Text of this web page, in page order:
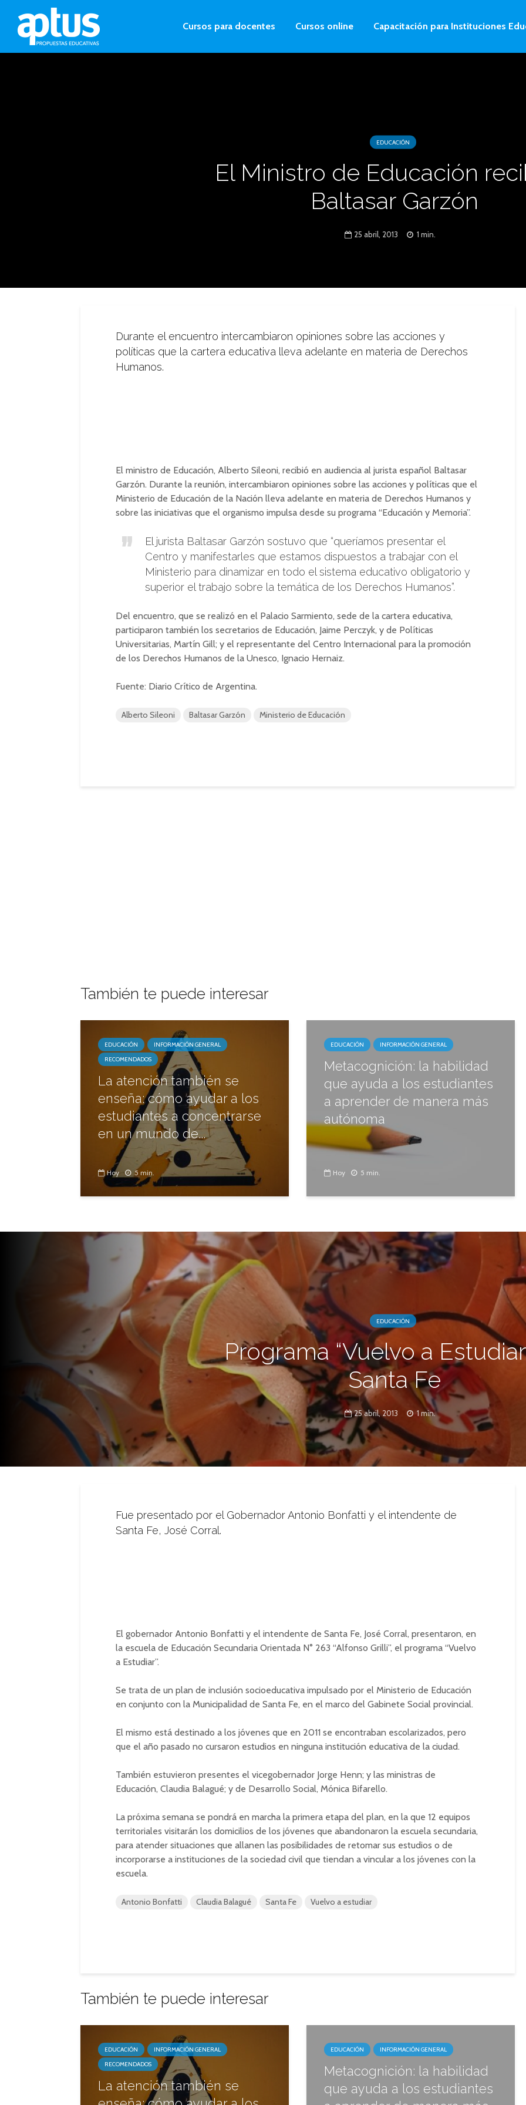
Cursos para docentes Cursos online Capacitación para Instituciones
EDUCACIÓN
El Ministro de Educación
Baltasar Garzón
25 abril, 2013 1 min.
Durante el encuentro intercambiaron opiniones sobre las acciones y
políticas que la cartera educativa lleva adelante en materia de Derechos
Humanos.
El ministro de Educación, Alberto Sileoni, recibió en audiencia al jurista español Baltasar
Garzón. Durante la reunión, intercambiaron opiniones sobre las acciones y políticas que el
Ministerio de Educación de la Nación lleva adelante en materia de Derechos Humanos y
sobre las iniciativas que el organismo impulsa desde su programa “Educación y Memoria”.
El jurista Baltasar Garzón sostuvo que “queríamos presentar el
Centro y manifestarles que estamos dispuestos a trabajar con el
Ministerio para dinamizar en todo el sistema educativo obligatorio y
superior el trabajo sobre la temática de los Derechos Humanos”.
Del encuentro, que se realizó en el Palacio Sarmiento, sede de la cartera educativa,
participaron también los secretarios de Educación, Jaime Perczyk, y de Políticas
Universitarias, Martín Gill; y el representante del Centro Internacional para la promoción
de los Derechos Humanos de la Unesco, Ignacio Hernaiz.
Fuente: Diario Crítico de Argentina.
Alberto Sileoni Baltasar Garzón Ministerio de Educación
También te puede interesar
EDUCACIÓN
INFORMACIÓN GENERAL
RECOMENDADOS
La atención también se
enseña: cómo ayudar a los
estudiantes a concentrarse
en un mundo de...
Hoy 5 min.
EDUCACIÓN INFORMACIÓN GENERAL
Metacognición: la habilidad
que ayuda a los estudiantes
a aprender de manera más
autónoma
Hoy 5 min.
EDUCACIÓN
Programa “Vuelvo a
Santa Fe
25 abril, 2013 1 min.
Fue presentado por el Gobernador Antonio Bonfatti y el intendente de
Santa Fe, José Corral.
El gobernador Antonio Bonfatti y el intendente de Santa Fe, José Corral, presentaron, en
la escuela de Educación Secundaria Orientada N° 263 “Alfonso Grilli”, el programa “Vuelvo
a Estudiar”.
Se trata de un plan de inclusión socioeducativa impulsado por el Ministerio de Educación
en conjunto con la Municipalidad de Santa Fe, en el marco del Gabinete Social provincial.
El mismo está destinado a los jóvenes que en 2011 se encontraban escolarizados, pero
que el año pasado no cursaron estudios en ninguna institución educativa de la ciudad.
También estuvieron presentes el vicegobernador Jorge Henn; y las ministras de
Educación, Claudia Balagué; y de Desarrollo Social, Mónica Bifarello.
La próxima semana se pondrá en marcha la primera etapa del plan, en la que 12 equipos
territoriales visitarán los domicilios de los jóvenes que abandonaron la escuela secundaria,
para atender situaciones que allanen las posibilidades de retomar sus estudios o de
incorporarse a instituciones de la sociedad civil que tiendan a vincular a los jóvenes con la
escuela.
Antonio Bonfatti Claudia Balagué Santa Fe Vuelvo a estudiar
También te puede interesar
EDUCACIÓN
INFORMACIÓN GENERAL
RECOMENDADOS
La atención también se
EDUCACIÓN INFORMACIÓN GENERAL
Metacognición: la habilidad
que ayuda a los estudiantes